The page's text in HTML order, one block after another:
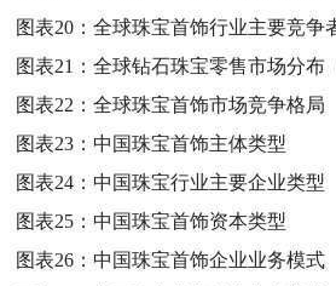
图表20：全球珠宝首饰行业主要竞争
图表21：全球钻石珠宝零售市场分布
图表22：全球珠宝首饰市场竞争格局
图表23：中国珠宝首饰主体类型
图表24：中国珠宝行业主要企业类型
图表25：中国珠宝首饰资本类型
图表26：中国珠宝首饰企业业务模式